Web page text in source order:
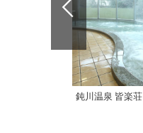
鈍川温泉 皆楽荘